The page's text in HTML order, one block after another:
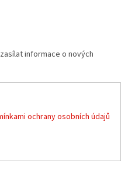
informace o nových
ochrany osobních údajů